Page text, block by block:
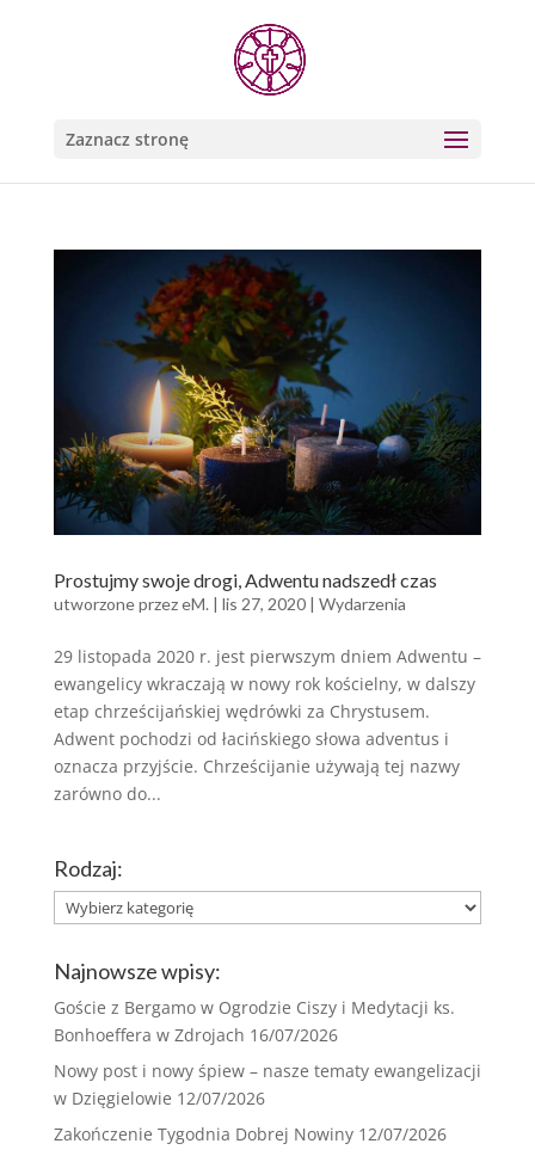
Zaznacz stronę
Prostujmy swoje drogi, Adwentu nadszedł czas
utworzone przezeM. | lis 27, 2020| Wydarzenia
29 listopada 2020 r. jest pierwszym dniem Adwentu –
ewangelicy wkraczają w nowy rok kościelny, w dalszy
etap chrześcijańskiej wędrówki za Chrystusem.
Adwent pochodzi od łacińskiego słowa adventus i
oznacza przyjście. Chrześcijanie używają tej nazwy
zarówno do...
Rodzaj:
Rodzaj:
Najnowsze wpisy:
Goście z Bergamo w Ogrodzie Ciszy i Medytacji ks.
Bonhoeffera w Zdrojach 16/07/2026
Nowy post i nowy śpiew – nasze tematy ewangelizacji
w Dzięgielowie 12/07/2026
Zakończenie Tygodnia Dobrej Nowiny 12/07/2026